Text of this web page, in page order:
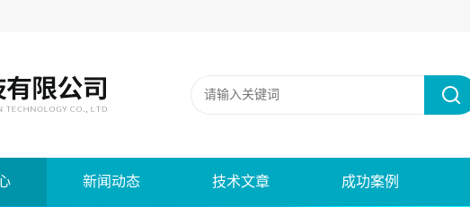
新闻动态 技术文章 成功案例